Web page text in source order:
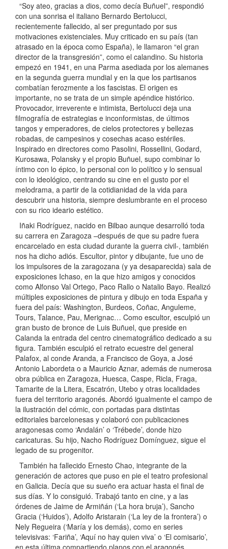
“Soy ateo, gracias a dios, como decía Buñuel”, respondió
con una sonrisa el italiano Bernardo Bertolucci,
recientemente fallecido, al ser preguntado por sus
motivaciones existenciales. Muy criticado en su país (tan
atrasado en la época como España), le llamaron “el gran
director de la transgresión”, como el calandino. Su historia
empezó en 1941, en una Parma asediada por los alemanes
en la segunda guerra mundial y en la que los partisanos
combatían ferozmente a los fascistas. El origen es
importante, no se trata de un simple apéndice histórico.
Provocador, irreverente e intimista, Bertolucci deja una
filmografía de estrategias e inconformistas, de últimos
tangos y emperadores, de cielos protectores y bellezas
robadas, de campesinos y cosechas acaso estériles.
Inspirado en directores como Pasolini, Rossellini, Godard,
Kurosawa, Polansky y el propio Buñuel, supo combinar lo
íntimo con lo épico, lo personal con lo político y lo sensual
con lo ideológico, centrando su cine en el gusto por el
melodrama, a partir de la cotidianidad de la vida para
descubrir una historia, siempre deslumbrante en el proceso
con su rico ideario estético.
Iñaki Rodríguez, nacido en Bilbao aunque desarrolló toda
su carrera en Zaragoza –después de que su padre fuera
encarcelado en esta ciudad durante la guerra civil-, también
nos ha dicho adiós. Escultor, pintor y dibujante, fue uno de
los impulsores de la zaragozana (y ya desaparecida) sala de
exposiciones Ichaso, en la que hizo amigos y conocidos
como Alfonso Val Ortego, Paco Rallo o Natalio Bayo. Realizó
múltiples exposiciones de pintura y dibujo en toda España y
fuera del país: Washington, Burdeos, Coñac, Anguleme,
Tours, Talance, Pau, Merignac… Como escultor, esculpió un
gran busto de bronce de Luis Buñuel, que preside en
Calanda la entrada del centro cinematográfico dedicado a su
figura. También esculpió el retrato ecuestre del general
Palafox, al conde Aranda, a Francisco de Goya, a José
Antonio Labordeta o a Mauricio Aznar, además de numerosa
obra pública en Zaragoza, Huesca, Caspe, Ricla, Fraga,
Tamarite de la Litera, Escatrón, Utebo y otras localidades
fuera del territorio aragonés. Abordó igualmente el campo de
la ilustración del cómic, con portadas para distintas
editoriales barcelonesas y colaboró con publicaciones
aragonesas como ‘Andalán’ o ‘Trébede’, donde hizo
caricaturas. Su hijo, Nacho Rodríguez Domínguez, sigue el
legado de su progenitor.
También ha fallecido Ernesto Chao, integrante de la
generación de actores que puso en pie el teatro profesional
en Galicia. Decía que su sueño era actuar hasta el final de
sus días. Y lo consiguió. Trabajó tanto en cine, y a las
órdenes de Jaime de Armiñán (‘La hora bruja’), Sancho
Gracia (‘Huidos’), Adolfo Aristarain (‘La ley de la frontera’) o
Nely Regueira (‘María y los demás), como en series
televisivas: ‘Fariña’, ‘Aquí no hay quien viva’ o ‘El comisario’,